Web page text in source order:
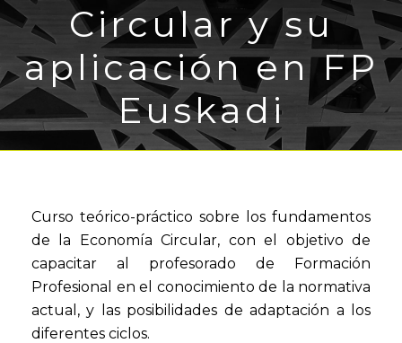
Circular y su
aplicación en FP
Euskadi
Curso teórico-práctico sobre los fundamentos
de la Economía Circular, con el objetivo de
capacitar al profesorado de Formación
Profesional en el conocimiento de la normativa
actual, y las posibilidades de adaptación a los
diferentes ciclos.